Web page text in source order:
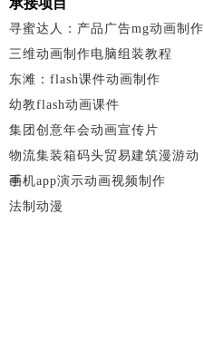
承接项目
寻蜜达人：产品广告mg动画制作
三维动画制作电脑组装教程
东滩：flash课件动画制作
幼教flash动画课件
集团创意年会动画宣传片
物流集装箱码头贸易建筑漫游动
画
手机app演示动画视频制作
法制动漫